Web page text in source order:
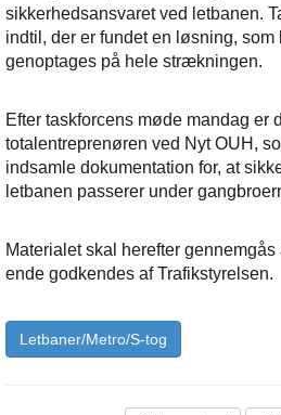
sikkerhedsansvaret ved letbanen.
indtil, der er fundet en løsning,
genoptages på hele strækningen.
Efter taskforcens møde mandag er
totalentreprenøren ved Nyt OUH,
indsamle dokumentation for, at
letbanen passerer under
Materialet skal herefter
ende godkendes af Trafikstyrelsen.
Letbaner/Metro/S-tog